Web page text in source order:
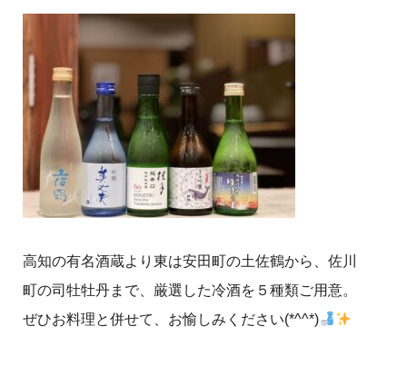
高知の有名酒蔵より東は安田町の土佐鶴から、佐川
町の司牡牡丹まで、厳選した冷酒を５種類ご用意。
ぜひお料理と併せて、お愉しみください(*^^*)